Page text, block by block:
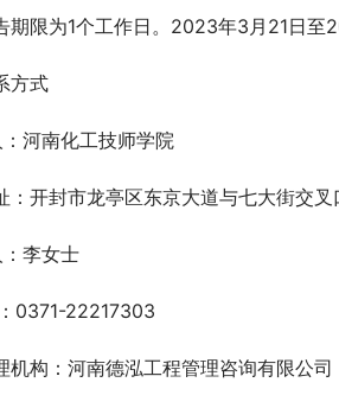
期限为1个工作日。2023年3月21日至
方式
河南化工技师学院
：开封市龙亭区东京大道与七大街交叉
李女士
：0371-22217303
机构：河南德泓工程管理咨询有限公司